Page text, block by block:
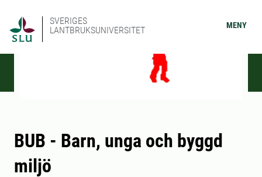
SVERIGES
LANTBRUKSUNIVERSITET
MENY
BUB - Barn, unga och byggd
miljö